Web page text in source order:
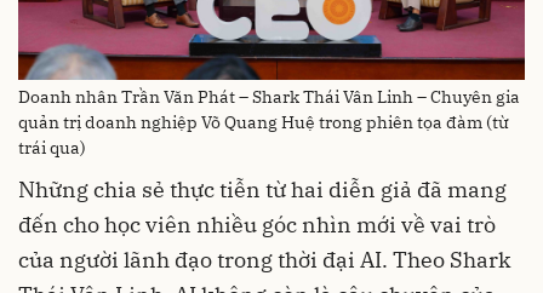
Doanh nhân Trần Văn Phát – Shark Thái Vân Linh – Chuyên gia
quản trị doanh nghiệp Võ Quang Huệ trong phiên tọa đàm (từ
trái qua)
Những chia sẻ thực tiễn từ hai diễn giả đã mang
đến cho học viên nhiều góc nhìn mới về vai trò
của người lãnh đạo trong thời đại AI. Theo Shark